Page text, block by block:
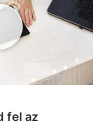
fel az